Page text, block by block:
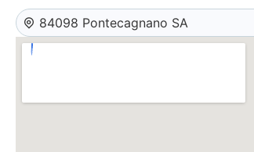
84098 Pontecagnano SA